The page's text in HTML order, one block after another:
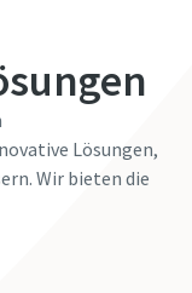
Lösungen,
Wir bieten die